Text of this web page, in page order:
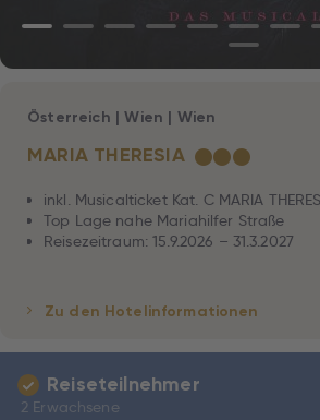
MARIA THERESIA ★★★
Österreich |Wien | Wien
inkl. Musicalticket Kat. C MARIA
Top Lage nahe Mariahilfer Straße
Reisezeitraum: 15.9.2026 – 31.3.2027
Zu den Hotelinformationen
Reiseteilnehmer
2 Erwachsene